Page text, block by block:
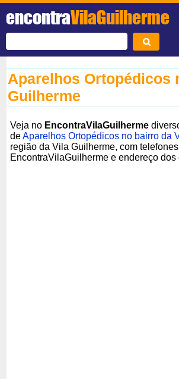
encontraVilaGuilherme
Aparelhos Ortopédicos
Guilherme
Veja no EncontraVilaGuilherme
deAparelhos Ortopédicos no bairro da
região da Vila Guilherme, com
EncontraVilaGuilherme e endereço